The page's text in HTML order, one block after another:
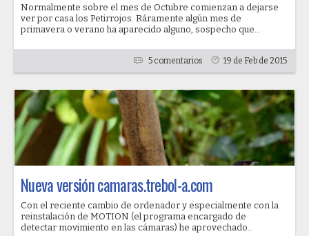
Normalmente sobre el mes de Octubre comienzan a dejarse
ver por casa los Petirrojos. Ráramente algún mes de
primavera o verano ha aparecido alguno, sospecho que...
5 comentarios 19 de Feb de 2015
Nueva versión camaras.trebol-a.com
Con el reciente cambio de ordenador y especialmente con la
reinstalación de MOTION (el programa encargado de
detectar movimiento en las cámaras) he aprovechado...